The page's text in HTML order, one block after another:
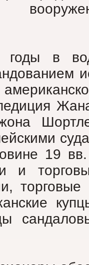
в
19
и
торговые